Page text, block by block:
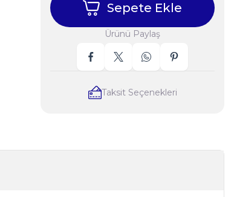
Sepete Ekle
Ürünü Paylaş
Taksit Seçenekleri